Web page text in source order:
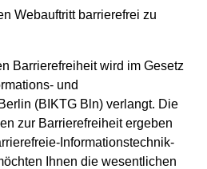
Webauftritt barrierefrei zu
Barrierefreiheit wird im Gesetz
und
(BIKTG Bln) verlangt. Die
zur Barrierefreiheit ergeben
Informationstechnik-
Ihnen die wesentlichen